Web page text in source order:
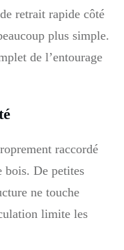
retrait rapide côté
plus simple.
de l’entourage
raccordé
bois. De petites
ne touche
limite les